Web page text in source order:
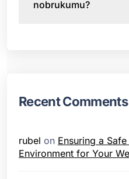
nobrukumu?
Recent Comments
rubel on Ensuring a
Environment for Your